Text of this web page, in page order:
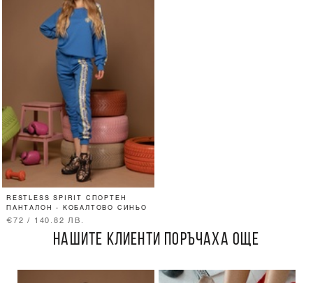
RESTLESS SPIRIT СПОРТЕН
ПАНТАЛОН - КОБАЛТОВО СИНЬО
€72 / 140.82 ЛВ.
НАШИТЕ КЛИЕНТИ ПОРЪЧАХА ОЩЕ